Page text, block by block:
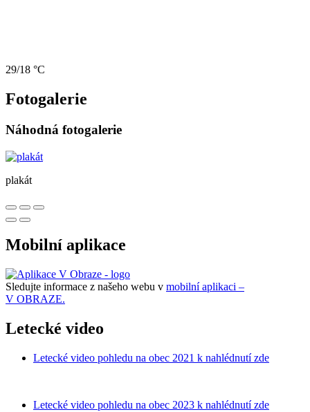
29/18 °C
Fotogalerie
Náhodná fotogalerie
plakát
Mobilní aplikace
Sledujte informace z našeho webu v mobilní aplikaci –
V OBRAZE.
Letecké video
Letecké video pohledu na obec 2021 k nahlédnutí zde
Letecké video pohledu na obec 2023 k nahlédnutí zde